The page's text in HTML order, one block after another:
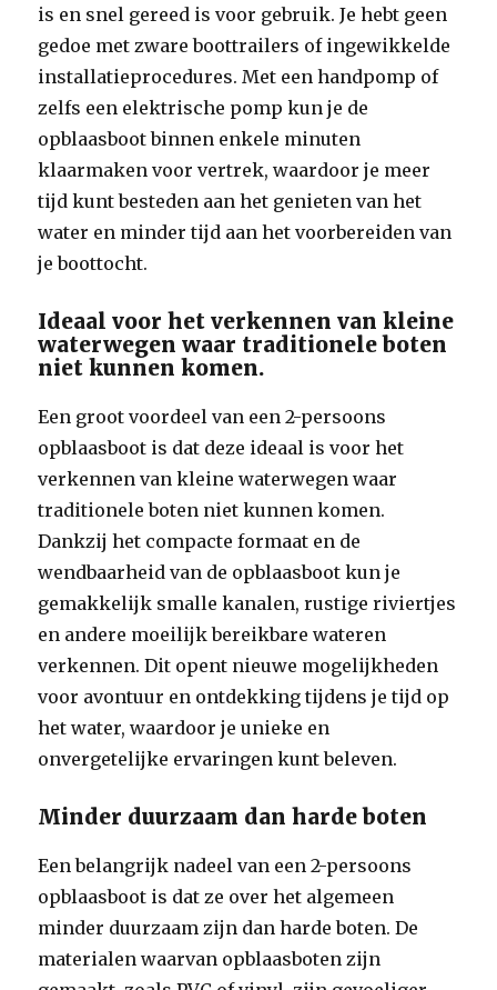
is en snel gereed is voor gebruik. Je hebt geen
gedoe met zware boottrailers of ingewikkelde
installatieprocedures. Met een handpomp of
zelfs een elektrische pomp kun je de
opblaasboot binnen enkele minuten
klaarmaken voor vertrek, waardoor je meer
tijd kunt besteden aan het genieten van het
water en minder tijd aan het voorbereiden van
je boottocht.
Ideaal voor het verkennen van kleine
waterwegen waar traditionele boten
niet kunnen komen.
Een groot voordeel van een 2-persoons
opblaasboot is dat deze ideaal is voor het
verkennen van kleine waterwegen waar
traditionele boten niet kunnen komen.
Dankzij het compacte formaat en de
wendbaarheid van de opblaasboot kun je
gemakkelijk smalle kanalen, rustige riviertjes
en andere moeilijk bereikbare wateren
verkennen. Dit opent nieuwe mogelijkheden
voor avontuur en ontdekking tijdens je tijd op
het water, waardoor je unieke en
onvergetelijke ervaringen kunt beleven.
Minder duurzaam dan harde boten
Een belangrijk nadeel van een 2-persoons
opblaasboot is dat ze over het algemeen
minder duurzaam zijn dan harde boten. De
materialen waarvan opblaasboten zijn